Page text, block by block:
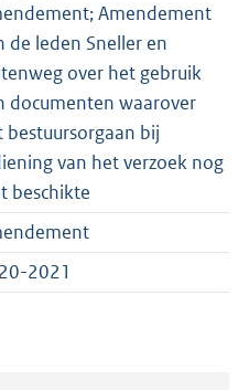
Amendement
de leden Sneller en
over het gebruik
documenten waarover
bestuursorgaan bij
van het verzoek nog
beschikte
2021